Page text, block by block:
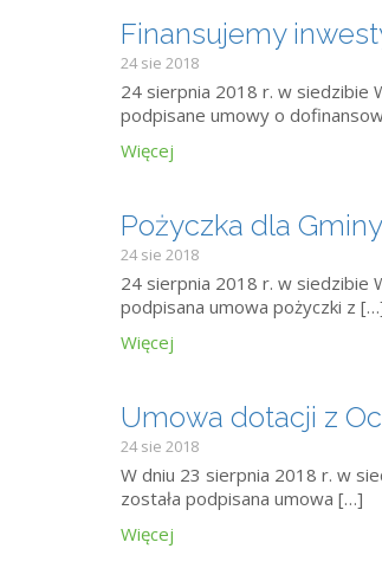
Finansujemy
24 sie 2018
24 sierpnia 2018 r. w siedzibie
podpisane umowy o
Więcej
Pożyczka dla
24 sie 2018
24 sierpnia 2018 r. w siedzibie
podpisana umowa pożyczki z
Więcej
Umowa dotacji z
24 sie 2018
W dniu 23 sierpnia 2018 r. w
została podpisana umowa […]
Więcej